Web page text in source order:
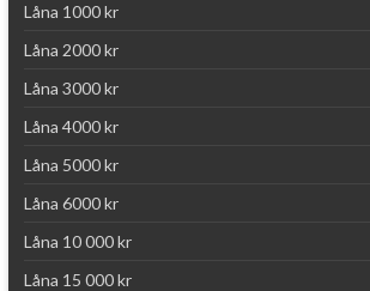
Låna 1000 kr
Låna 2000 kr
Låna 3000 kr
Låna 4000 kr
Låna 5000 kr
Låna 6000 kr
Låna 10 000 kr
Låna 15 000 kr